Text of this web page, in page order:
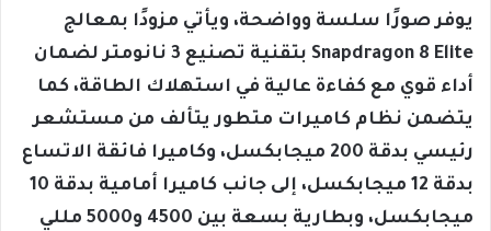
يوفر صورًا سلسة وواضحة، ويأتي مزودًا بمعالج
Snapdragon 8 Elite بتقنية تصنيع 3 نانومتر لضمان
أداء قوي مع كفاءة عالية في استهلاك الطاقة، كما
يتضمن نظام كاميرات متطور يتألف من مستشعر
رئيسي بدقة 200 ميجابكسل، وكاميرا فائقة الاتساع
بدقة 12 ميجابكسل، إلى جانب كاميرا أمامية بدقة 10
ميجابكسل، وبطارية بسعة بين 4500 و5000 مللي